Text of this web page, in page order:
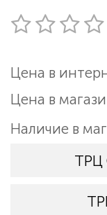
Цена в
Цена в
Наличие в
ТРЦ